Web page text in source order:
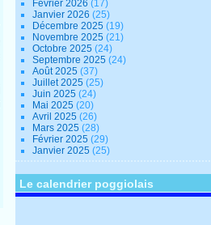
Février 2026 (17)
Janvier 2026 (25)
Décembre 2025 (19)
Novembre 2025 (21)
Octobre 2025 (24)
Septembre 2025 (24)
Août 2025 (37)
Juillet 2025 (25)
Juin 2025 (24)
Mai 2025 (20)
Avril 2025 (26)
Mars 2025 (28)
Février 2025 (29)
Janvier 2025 (25)
Le calendrier poggiolais